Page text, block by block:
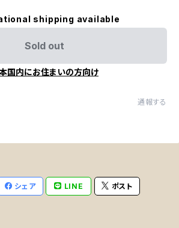
shipping available
Sold out
国内にお住まいの方向け
通報する
シェア LINE ポスト